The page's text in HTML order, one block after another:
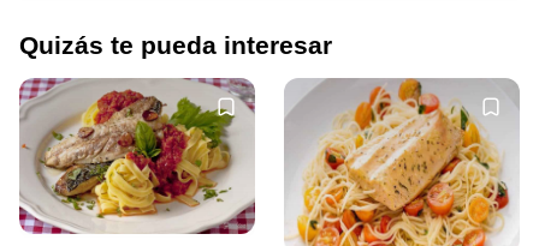
Quizás te pueda interesar